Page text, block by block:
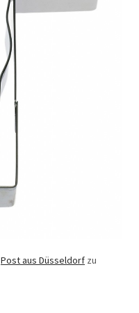
Post aus Düsseldorf zu